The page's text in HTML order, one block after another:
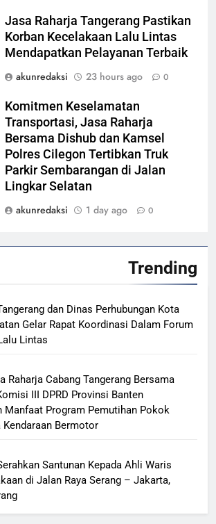
Jasa Raharja Tangerang Pastikan
Korban Kecelakaan Lalu Lintas
Mendapatkan Pelayanan Terbaik
akunredaksi
23 hours ago 0
Komitmen Keselamatan
Transportasi, Jasa Raharja
Bersama Dishub dan Kamsel
Polres Cilegon Tertibkan Truk
Parkir Sembarangan di Jalan
Lingkar Selatan
akunredaksi
1 day ago 0
Trending
dan Dinas Perhubungan Kota
Gelar Rapat Koordinasi Dalam Forum
Lintas
Raharja Cabang Tangerang Bersama
III DPRD Provinsi Banten
Manfaat Program Pemutihan Pokok
Kendaraan Bermotor
Santunan Kepada Ahli Waris
di Jalan Raya Serang – Jakarta,